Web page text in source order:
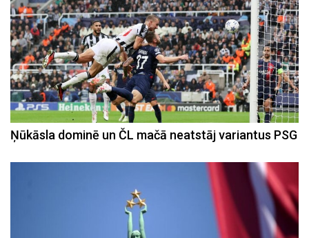
Ņūkāsla dominē un ČL mačā neatstāj variantus PSG